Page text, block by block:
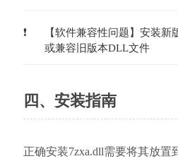
【软件兼容性问题】安装
或兼容旧版本DLL文件
四、安装指南
正确安装7zxa.dll需要将其放置